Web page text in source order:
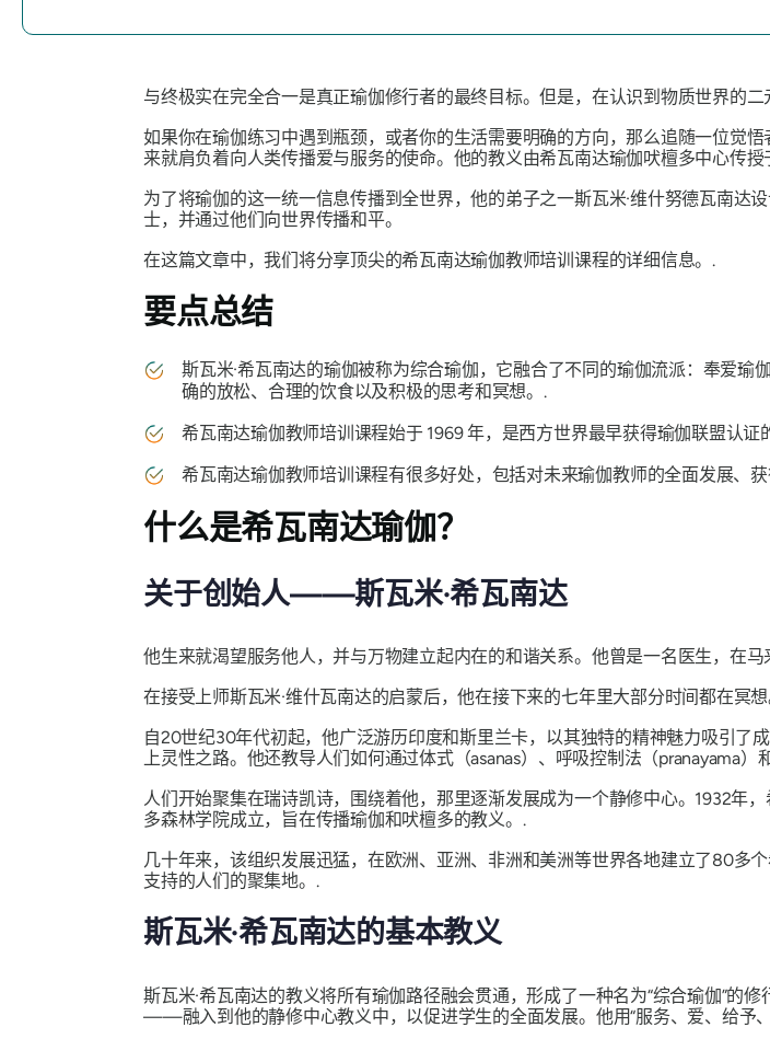
与终极实在完全合一是真正瑜伽修行者的最终目标。但是，在认识到物质世界的
如果你在瑜伽练习中遇到瓶颈，或者你的生活需要明确的方向，那么追随一位觉
来就肩负着向人类传播爱与服务的使命。他的教义由希瓦南达瑜伽吠檀多中心传授
为了将瑜伽的这一统一信息传播到全世界，他的弟子之一斯瓦米·维什努德瓦南达
士，并通过他们向世界传播和平。
在这篇文章中，我们将分享顶尖的希瓦南达瑜伽教师培训课程的详细信息。.
要点总结
斯瓦米·希瓦南达的瑜伽被称为综合瑜伽，它融合了不同的瑜伽流派：奉爱
确的放松、合理的饮食以及积极的思考和冥想。.
希瓦南达瑜伽教师培训课程始于 1969 年，是西方世界最早获得瑜伽联盟认证
希瓦南达瑜伽教师培训课程有很多好处，包括对未来瑜伽教师的全面发展、
什么是希瓦南达瑜伽？
关于创始人——斯瓦米·希瓦南达
他生来就渴望服务他人，并与万物建立起内在的和谐关系。他曾是一名医生，在
在接受上师斯瓦米·维什瓦南达的启蒙后，他在接下来的七年里大部分时间都在冥
自20世纪30年代初起，他广泛游历印度和斯里兰卡，以其独特的精神魅力吸引了
上灵性之路。他还教导人们如何通过体式（asanas）、呼吸控制法（pranayama）
人们开始聚集在瑞诗凯诗，围绕着他，那里逐渐发展成为一个静修中心。1932年
多森林学院成立，旨在传播瑜伽和吠檀多的教义。.
几十年来，该组织发展迅猛，在欧洲、亚洲、非洲和美洲等世界各地建立了80多
支持的人们的聚集地。.
斯瓦米·希瓦南达的基本教义
斯瓦米·希瓦南达的教义将所有瑜伽路径融会贯通，形成了一种名为“综合瑜伽”
——融入到他的静修中心教义中，以促进学生的全面发展。他用“服务、爱、给予